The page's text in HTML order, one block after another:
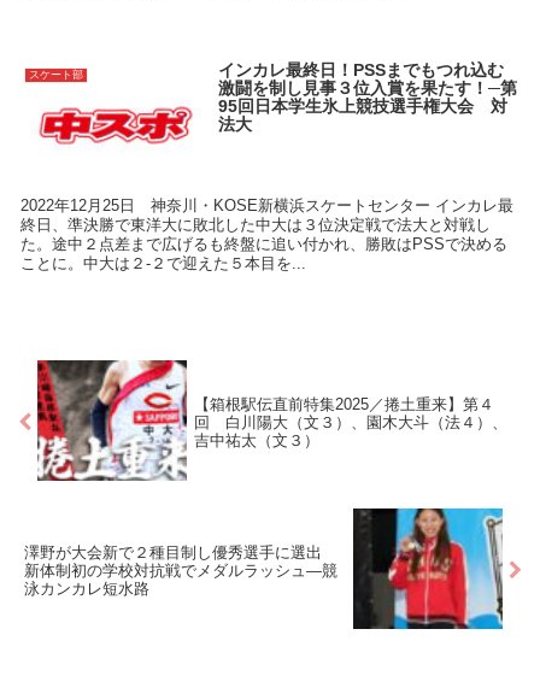
スケート部
インカレ最終日！PSSまでもつれ込む
激闘を制し見事３位入賞を果たす！─第
95回日本学生氷上競技選手権大会 対
法大
2022年12月25日 神奈川・KOSE新横浜スケートセンター インカレ最
終日、準決勝で東洋大に敗北した中大は３位決定戦で法大と対戦し
た。途中２点差まで広げるも終盤に追い付かれ、勝敗はPSSで決める
ことに。中大は２-２で迎えた５本目を...
【箱根駅伝直前特集2025／捲土重来】第４
回 白川陽大（文３）、園木大斗（法４）、
吉中祐太（文３）
澤野が大会新で２種目制し優秀選手に選出
新体制初の学校対抗戦でメダルラッシュ―競
泳カンカレ短水路